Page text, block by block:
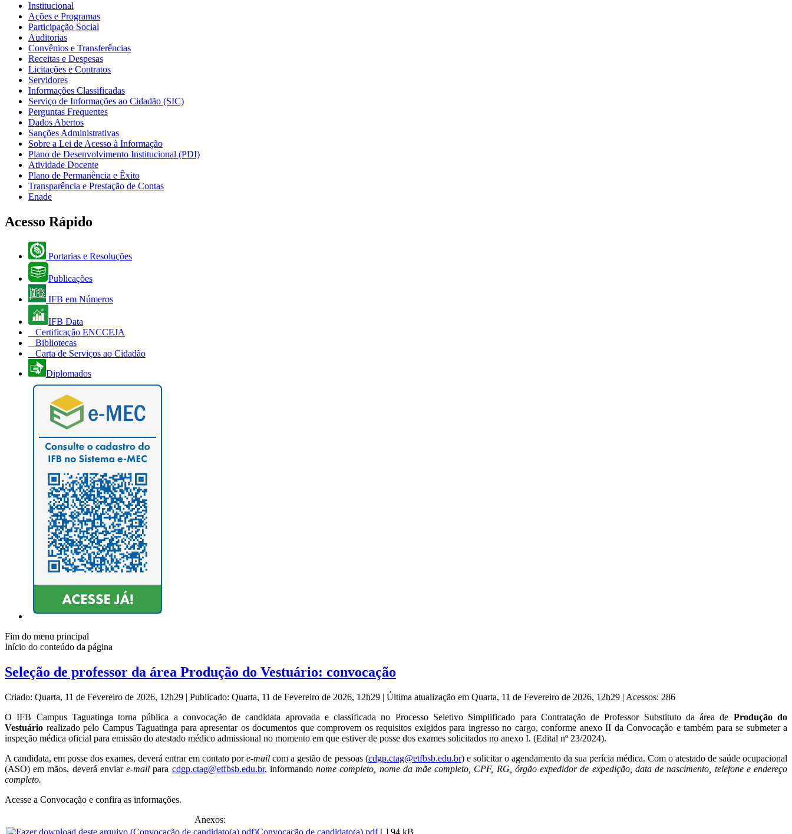
Institucional
Ações e Programas
Participação Social
Auditorias
Convênios e Transferências
Receitas e Despesas
Licitações e Contratos
Servidores
Informações Classificadas
Serviço de Informações ao Cidadão (SIC)
Perguntas Frequentes
Dados Abertos
Sanções Administrativas
Sobre a Lei de Acesso à Informação
Plano de Desenvolvimento Institucional (PDI)
Atividade Docente
Plano de Permanência e Êxito
Transparência e Prestação de Contas
Enade
Acesso Rápido
Portarias e Resoluções
Publicações
IFB em Números
IFB Data
Certificação ENCCEJA
Bibliotecas
Carta de Serviços ao Cidadão
Diplomados
Fim do menu principal
Início do conteúdo da página
Seleção de professor da área Produção do Vestuário: convocação
Criado: Quarta, 11 de Fevereiro de 2026, 12h29 | Publicado: Quarta, 11 de Fevereiro de 2026, 12h29 | Última atualização em Quarta, 11 de Fevereiro de 2026, 12h29 | Acessos: 286
O IFB Campus Taguatinga torna pública a convocação de candidata aprovada e classificada no Processo Seletivo Simplificado para Contratação de Professor Substituto da área de Produção do
Vestuário realizado pelo Campus Taguatinga para apresentar os documentos que comprovem os requisitos exigidos para ingresso no cargo, conforme anexo II da Convocação e também para se submeter a
inspeção médica oficial para emissão do atestado médico admissional no momento em que estiver de posse dos exames solicitados no anexo I. (Edital nº 23/2024).
A candidata, em posse dos exames, deverá entrar em contato pore-mail com a gestão de pessoas (cdgp.ctag@etfbsb.edu.br) e solicitar o agendamento da sua perícia médica. Com o atestado de saúde ocupacional
(ASO) em mãos, deverá enviare-mail para cdgp.ctag@etfbsb.edu.br, informandonome completo, nome da mãe completo, CPF, RG, órgão expedidor de expedição, data de nascimento, telefone e endereço
completo.
Acesse a Convocação e confira as informações.
Anexos:
Convocação de candidato(a).pdf [ ] 94 kB